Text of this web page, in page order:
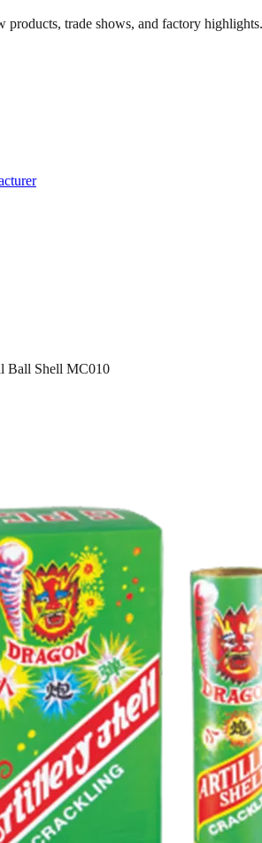
products, trade shows, and factory highlights.
Ball Shell MC010